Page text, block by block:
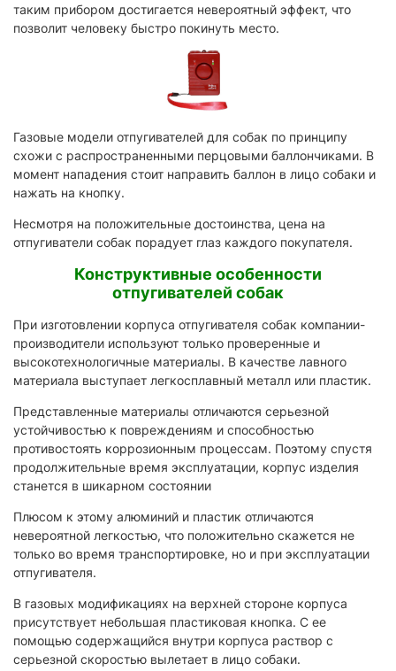
таким прибором достигается невероятный эффект, что
позволит человеку быстро покинуть место.
Газовые модели отпугивателей для собак по принципу
схожи с распространенными перцовыми баллончиками. В
момент нападения стоит направить баллон в лицо собаки и
нажать на кнопку.
Несмотря на положительные достоинства, цена на
отпугиватели собак порадует глаз каждого покупателя.
Конструктивные особенности
отпугивателей собак
При изготовлении корпуса отпугивателя собак компании-
производители используют только проверенные и
высокотехнологичные материалы. В качестве лавного
материала выступает легкосплавный металл или пластик.
Представленные материалы отличаются серьезной
устойчивостью к повреждениям и способностью
противостоять коррозионным процессам. Поэтому спустя
продолжительные время эксплуатации, корпус изделия
станется в шикарном состоянии
Плюсом к этому алюминий и пластик отличаются
невероятной легкостью, что положительно скажется не
только во время транспортировке, но и при эксплуатации
отпугивателя.
В газовых модификациях на верхней стороне корпуса
присутствует небольшая пластиковая кнопка. С ее
помощью содержащийся внутри корпуса раствор с
серьезной скоростью вылетает в лицо собаки.